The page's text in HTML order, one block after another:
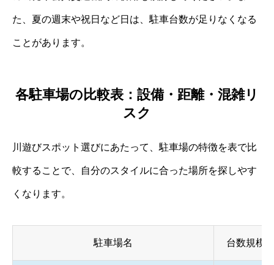
た、夏の週末や祝日など日は、駐車台数が足りなくなる
ことがあります。
各駐車場の比較表：設備・距離・混雑リ
スク
川遊びスポット選びにあたって、駐車場の特徴を表で比
較することで、自分のスタイルに合った場所を探しやす
くなります。
駐車場名 台数規模